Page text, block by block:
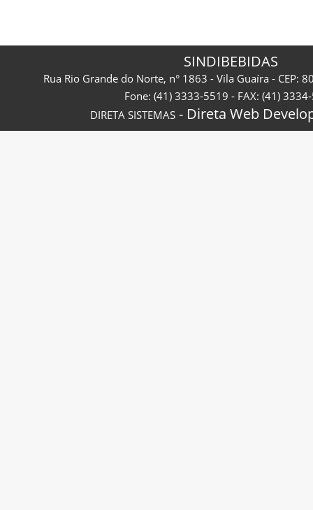
SINDIBEBIDAS
Rua Rio Grande do Norte, n° 1863 - Vila Guaíra - CEP:
Fone: (41) 3333-5519 - FAX: (41)
DIRETA SISTEMAS - Direta Web